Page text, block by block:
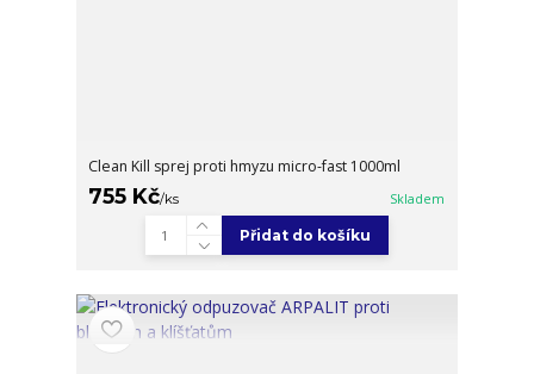
Clean Kill sprej proti hmyzu micro-fast 1000ml
755 Kč/ks Skladem
Přidat do košíku